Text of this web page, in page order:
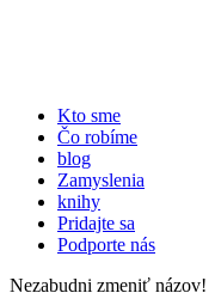
Kto sme
Čo robíme
blog
Zamyslenia
knihy
Pridajte sa
Podporte nás
Nezabudni zmeniť názov!